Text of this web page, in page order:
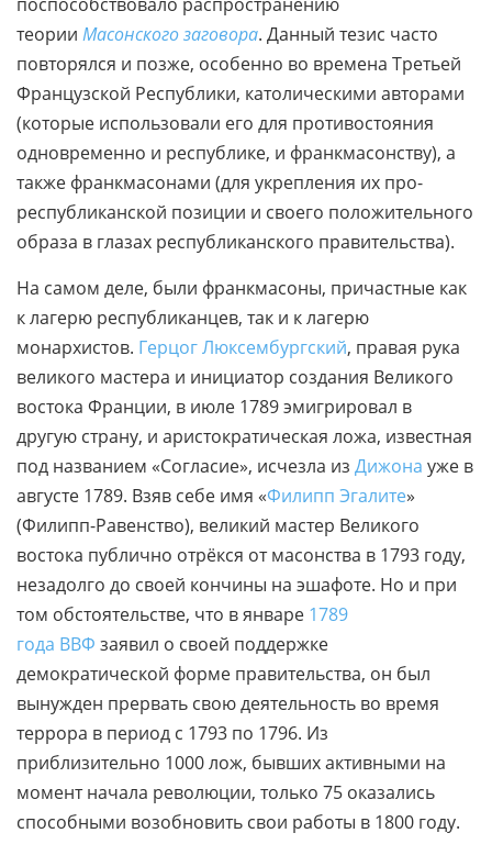
теории Масонского заговора. Данный тезис часто
повторялся и позже, особенно во времена Третьей
Французской Республики, католическими авторами
(которые использовали его для противостояния
одновременно и республике, и франкмасонству), а
также франкмасонами (для укрепления их про-
республиканской позиции и своего положительного
образа в глазах республиканского правительства).
На самом деле, были франкмасоны, причастные как
к лагерю республиканцев, так и к лагерю
монархистов. Герцог Люксембургский, правая рука
великого мастера и инициатор создания Великого
востока Франции, в июле 1789 эмигрировал в
другую страну, и аристократическая ложа, известная
под названием «Согласие», исчезла из Дижона уже в
августе 1789. Взяв себе имя «Филипп Эгалите»
(Филипп-Равенство), великий мастер Великого
востока публично отрёкся от масонства в 1793 году,
незадолго до своей кончины на эшафоте. Но и при
том обстоятельстве, что в январе 1789
года ВВФ заявил о своей поддержке
демократической форме правительства, он был
вынужден прервать свою деятельность во время
террора в период с 1793 по 1796. Из
приблизительно 1000 лож, бывших активными на
момент начала революции, только 75 оказались
способными возобновить свои работы в 1800 году.